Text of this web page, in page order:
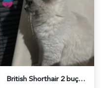
British Shorthair 2 buçuk Yaşında Eş Arıyor - 118981838